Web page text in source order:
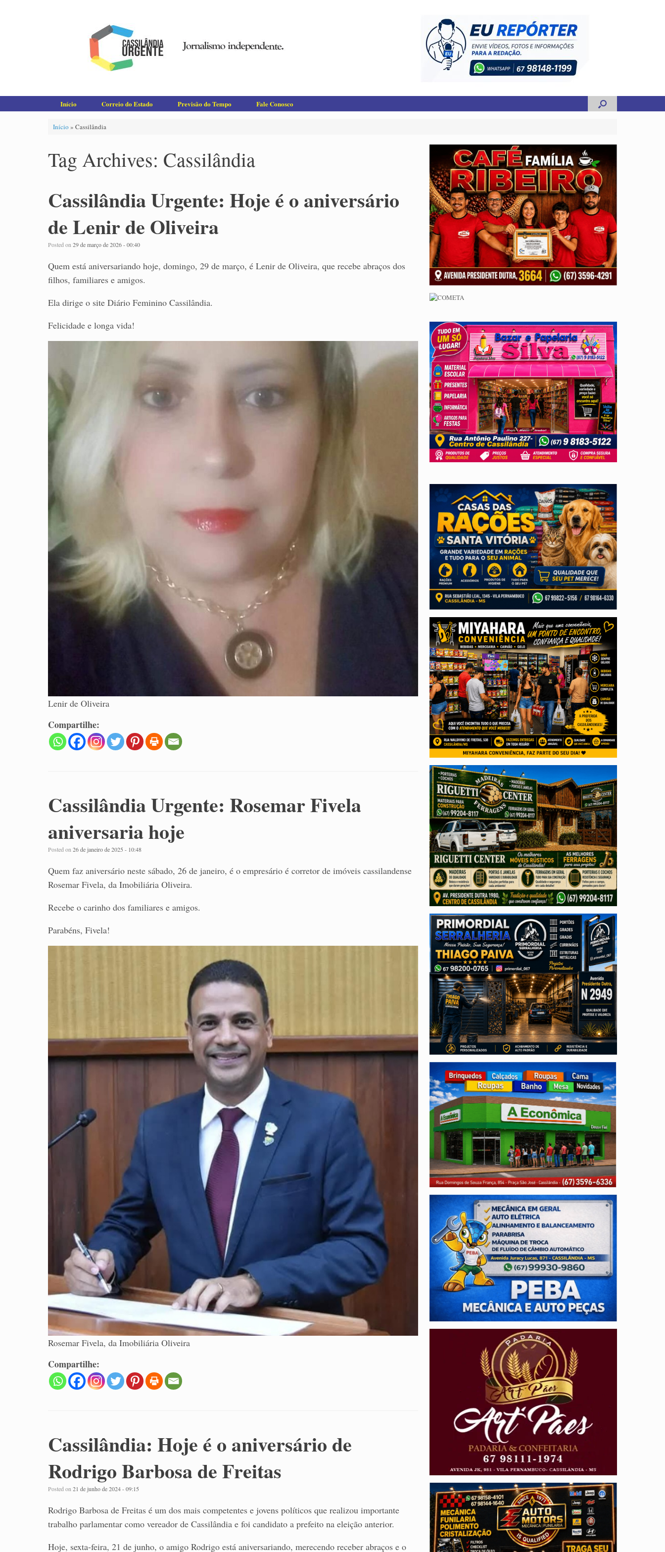
Início Correio do Estado Previsão do Tempo Fale Conosco
Início » Cassilândia
Tag Archives: Cassilândia
Cassilândia Urgente: Hoje é o aniversário
de Lenir de Oliveira
Posted on 29 de março de 2026 - 00:40
Quem está aniversariando hoje, domingo, 29 de março, é Lenir de Oliveira, que recebe abraços dos
filhos, familiares e amigos.
Ela dirige o site Diário Feminino Cassilândia.
Felicidade e longa vida!
Lenir de Oliveira
Compartilhe:
Cassilândia Urgente: Rosemar Fivela
aniversaria hoje
Posted on26 de janeiro de 2025 - 10:48
Quem faz aniversário neste sábado, 26 de janeiro, é o empresário é corretor de imóveis cassilandense
Rosemar Fivela, da Imobiliária Oliveira.
Recebe o carinho dos familiares e amigos.
Parabéns, Fivela!
Rosemar Fivela, da Imobiliária Oliveira
Compartilhe:
Cassilândia: Hoje é o aniversário de
Rodrigo Barbosa de Freitas
Posted on 21 de junho de 2024 - 09:15
Rodrigo Barbosa de Freitas é um dos mais competentes e jovens políticos que realizou importante
trabalho parlamentar como vereador de Cassilândia e foi candidato a prefeito na eleição anterior.
Hoje, sexta-feira, 21 de junho, o amigo Rodrigo está aniversariando, merecendo receber abraços e o